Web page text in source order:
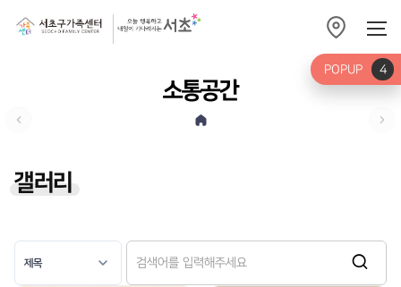
소통공간
갤러리
POPUP 4